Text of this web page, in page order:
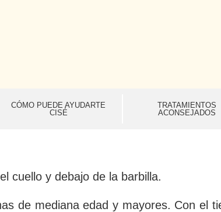
CÓMO PUEDE AYUDARTE
CISÉ
TRATAMIENTOS
ACONSEJADOS
cuello y debajo de la barbilla.
de mediana edad y mayores. Con el